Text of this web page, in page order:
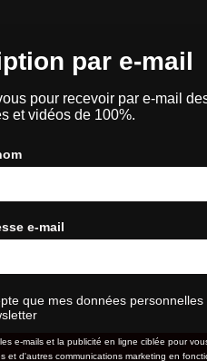
par e-mail
pour recevoir par e-mail
et vidéos de 100%.
e-mail
que mes données
e-mails et la publicité en ligne ciblée pour
et d'autres communications marketing en